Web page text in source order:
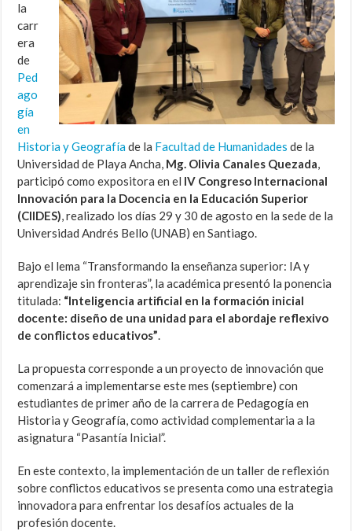
la
carr
era
de
Ped
ago
gía
en
Historia y Geografíade la Facultad de Humanidades de la
Universidad de Playa Ancha, Mg. Olivia Canales Quezada,
participó como expositora en el IV Congreso Internacional
Innovación para la Docencia en la Educación Superior
(CIIDES), realizado los días 29 y 30 de agosto en la sede de la
Universidad Andrés Bello (UNAB) en Santiago.
Bajo el lema “Transformando la enseñanza superior: IA y
aprendizaje sin fronteras”, la académica presentó la ponencia
titulada: “Inteligencia artificial en la formación inicial
docente: diseño de una unidad para el abordaje reflexivo
de conflictos educativos”.
La propuesta corresponde a un proyecto de innovación que
comenzará a implementarse este mes (septiembre) con
estudiantes de primer año de la carrera de Pedagogía en
Historia y Geografía, como actividad complementaria a la
asignatura “Pasantía Inicial”.
En este contexto, la implementación de un taller de reflexión
sobre conflictos educativos se presenta como una estrategia
innovadora para enfrentar los desafíos actuales de la
profesión docente.